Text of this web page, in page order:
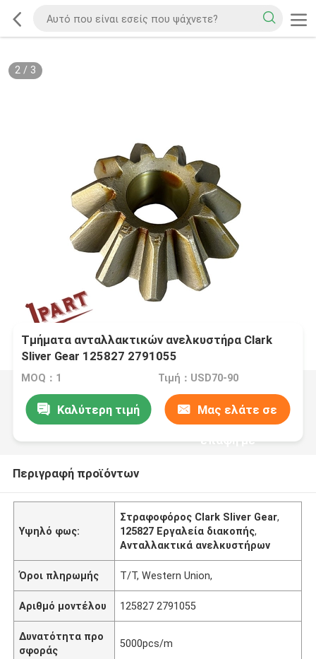
2/ 3
Τμήματα ανταλλακτικών ανελκυστήρα Clark
Sliver Gear 125827 2791055
MOQ：1 Τιμή：USD70-90
Καλύτερη τιμή Μας ελάτε σε
επαφή με
Περιγραφή προϊόντων
Υψηλό φως:
Στραφοφόρος Clark Sliver Gear,
125827 Εργαλεία διακοπής,
Ανταλλακτικά ανελκυστήρων
Όροι πληρωμής T/T, Western Union,
Αριθμό μοντέλου 125827 2791055
Δυνατότητα προ
σφοράς
5000pcs/m